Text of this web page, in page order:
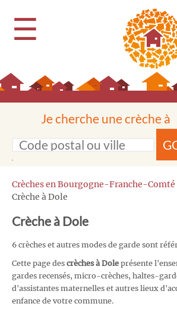
☰
Je cherche une crèche à
Crèches en Bourgogne-Franche-Comté
Crèche à Dole
Crèche à Dole
6 crèches et autres modes de garde sont
Cette page des crèches à Dole présente
gardes recensés, micro-crèches, haltes-
d'assistantes maternelles et autres lieux
enfance de votre commune.